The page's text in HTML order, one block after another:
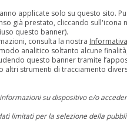
19 Agosto 2015 Auto Classiche
Ferves Ranger (1966):
applicate solo su questo sito.
già prestato, cliccando
questo banner).
consulta la nostra
analitico soltanto alcune
questo banner tramite
altri strumenti di tracciamento
su dispositivo e/o
limitati per la selezione della